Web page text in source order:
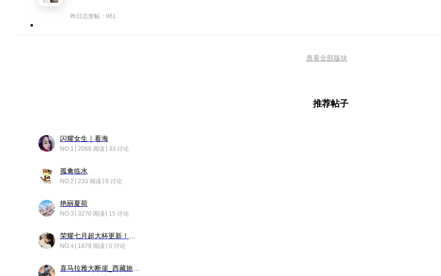
昨日总发帖：961
查看全部版块
推荐帖子
闪耀女生｜看海
NO.1 2066 阅读 33 讨论
孤禽临水
NO.2 233 阅读 6 讨论
艳丽夏荷
NO.3 3270 阅读 15 讨论
NO.4 1879 阅读 0 讨论